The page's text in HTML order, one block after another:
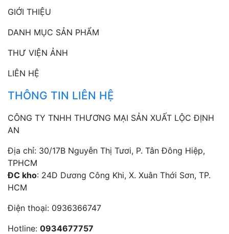
GIỚI THIỆU
DANH MỤC SẢN PHẨM
THƯ VIỆN ẢNH
LIÊN HỆ
THÔNG TIN LIÊN HỆ
CÔNG TY TNHH THƯƠNG MẠI SẢN XUẤT LỘC ĐỊNH
AN
Địa chỉ: 30/17B Nguyễn Thị Tươi, P. Tân Đông Hiệp,
TPHCM
ĐC kho: 24D Dương Công Khi, X. Xuân Thới Sơn, TP.
HCM
Điện thoại: 0936366747
Hotline: 0934677757